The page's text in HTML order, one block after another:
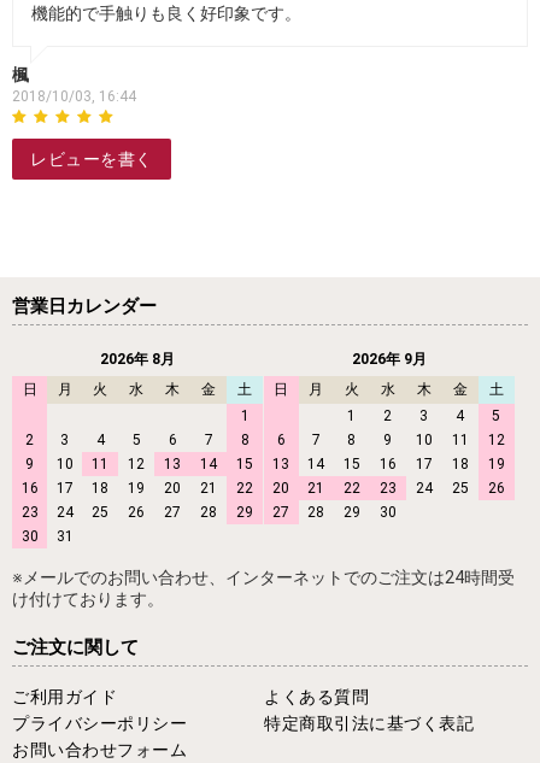
機能的で手触りも良く好印象です。
楓
2018/10/03, 16:44
レビューを書く
営業日カレンダー
2026年 8月
日
月 火 水 木 金
土
1
2
3 4 5 6 7
8
9
10 11 12 13 14
15
16
17 18 19 20 21
22
23
24 25 26 27 28
29
30
31
2026年 9月
日
月 火 水 木 金
土
1
2 3 4
5
6
7 8 9 10 11
12
13
14 15 16 17 18
19
20
21 22 23 24 25
26
27
28 29 30
※メールでのお問い合わせ、インターネットでのご注文は24時間受
け付けております。
ご注文に関して
ご利用ガイド
よくある質問
プライバシーポリシー
特定商取引法に基づく表記
お問い合わせフォーム